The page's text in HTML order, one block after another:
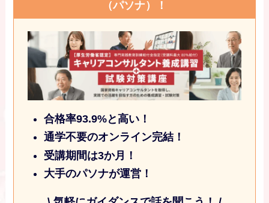
（パソナ）！
合格率93.9%と高い！
通学不要のオンライン完結！
受講期間は3か月！
大手のパソナが運営！